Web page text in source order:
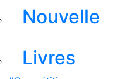
Nouvelle
Livres